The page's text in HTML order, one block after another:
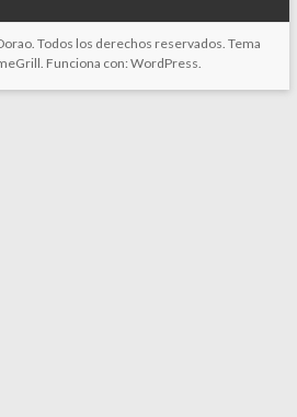
. Todos los derechos reservados. Tema
Funciona con: WordPress.